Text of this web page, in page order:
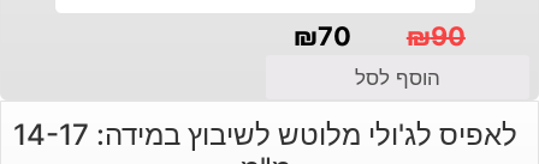
₪90
המקורי
היה:
₪70
הנוכחי
הוא:
הוסף לסל
לאפיס לג'ולי מלוטש לשיבוץ במידה: 14-17